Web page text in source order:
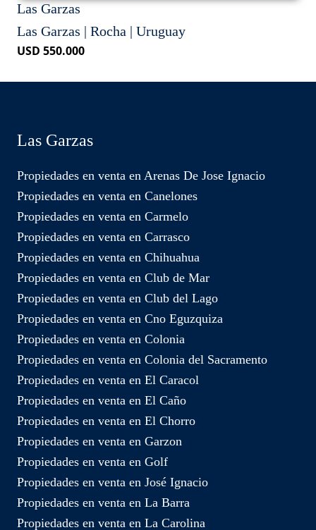
Las Garzas
Las Garzas | Rocha | Uruguay
USD 550.000
Las Garzas
Propiedades en venta en Arenas De Jose Ignacio
Propiedades en venta en Canelones
Propiedades en venta en Carmelo
Propiedades en venta en Carrasco
Propiedades en venta en Chihuahua
Propiedades en venta en Club de Mar
Propiedades en venta en Club del Lago
Propiedades en venta en Cno Eguzquiza
Propiedades en venta en Colonia
Propiedades en venta en Colonia del Sacramento
Propiedades en venta en El Caracol
Propiedades en venta en El Caño
Propiedades en venta en El Chorro
Propiedades en venta en Garzon
Propiedades en venta en Golf
Propiedades en venta en José Ignacio
Propiedades en venta en La Barra
Propiedades en venta en La Carolina